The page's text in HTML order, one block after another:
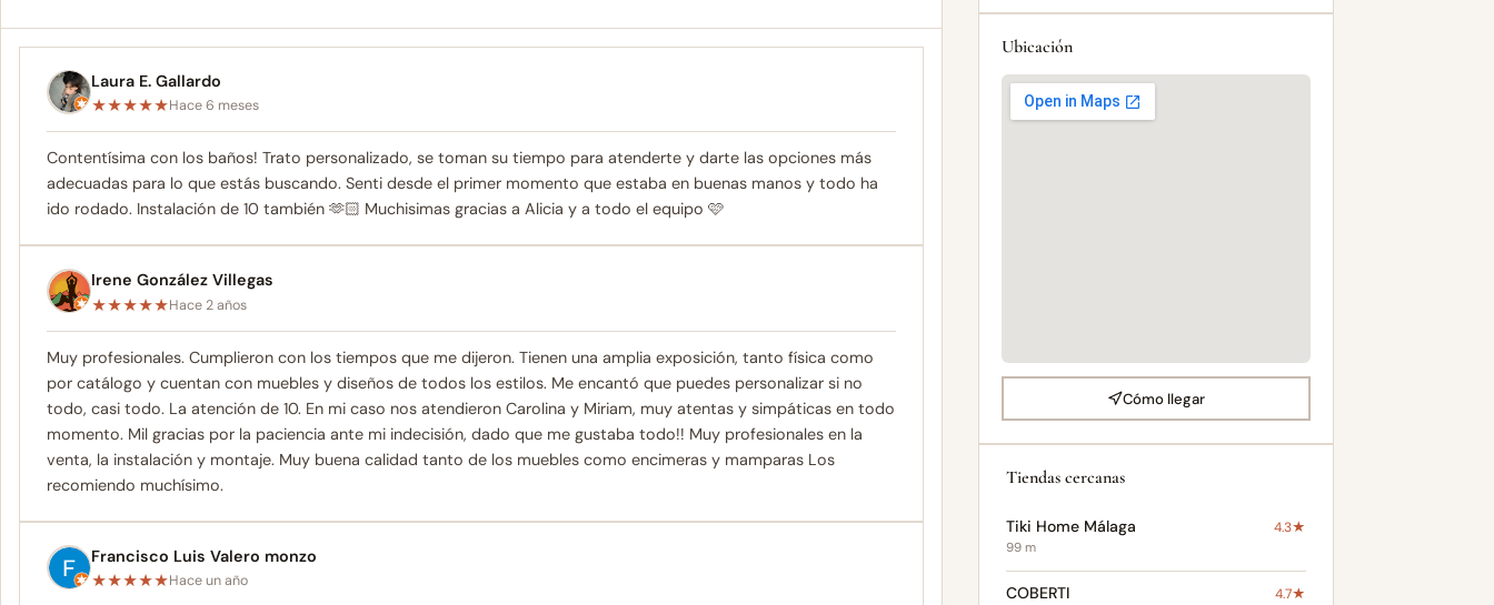
Laura E. Gallardo
★★★★★Hace 6 meses
Contentísima con los baños! Trato personalizado, se toman su tiempo para atenderte y darte las opciones más
adecuadas para lo que estás buscando. Senti desde el primer momento que estaba en buenas manos y todo ha
ido rodado. Instalación de 10 también 🫶🏻 Muchisimas gracias a Alicia y a todo el equipo 🩷
Irene González Villegas
★★★★★Hace 2 años
Muy profesionales. Cumplieron con los tiempos que me dijeron. Tienen una amplia exposición, tanto física como
por catálogo y cuentan con muebles y diseños de todos los estilos. Me encantó que puedes personalizar si no
todo, casi todo. La atención de 10. En mi caso nos atendieron Carolina y Miriam, muy atentas y simpáticas en todo
momento. Mil gracias por la paciencia ante mi indecisión, dado que me gustaba todo!! Muy profesionales en la
venta, la instalación y montaje. Muy buena calidad tanto de los muebles como encimeras y mamparas Los
recomiendo muchísimo.
Francisco Luis Valero monzo
★★★★★Hace un año
Ubicación
Cómo llegar
Tiendas cercanas
Tiki Home Málaga 4.3★
99 m
COBERTI 4.7★